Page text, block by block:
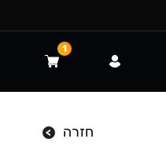
חזרה
1